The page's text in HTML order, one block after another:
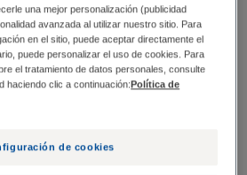
una mejor personalización (publicidad
avanzada al utilizar nuestro sitio. Para
en el sitio, puede aceptar directamente el
puede personalizar el uso de cookies. Para
el tratamiento de datos personales, consulte
haciendo clic a continuación:Política de
de cookies